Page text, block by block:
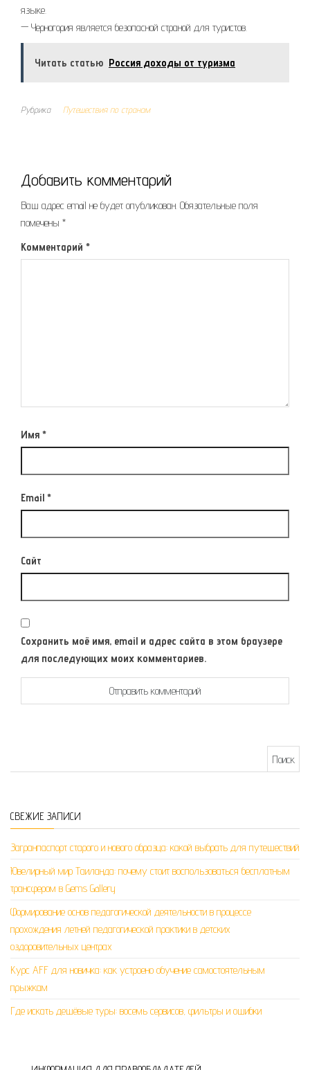
языке.
— Черногория является безопасной страной для туристов.
Читать статью Россия доходы от туризма
Рубрика Путешествия по странам
Добавить комментарий
Ваш адрес email не будет опубликован. Обязательные поля
помечены *
Комментарий *
Имя *
Email *
Сайт
Сохранить моё имя, email и адрес сайта в этом браузере
для последующих моих комментариев.
СВЕЖИЕ ЗАПИСИ
Загранпаспорт старого и нового образца: какой выбрать для путешествий
Ювелирный мир Таиланда: почему стоит воспользоваться бесплатным
трансфером в Gems Gallery
Формирование основ педагогической деятельности в процессе
прохождения летней педагогической практики в детских
оздоровительных центрах
Курс AFF для новичка: как устроено обучение самостоятельным
прыжкам
Где искать дешёвые туры: восемь сервисов, фильтры и ошибки